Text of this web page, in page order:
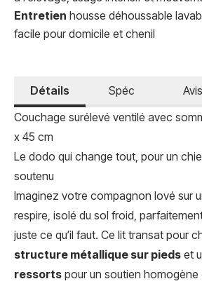
Entretien housse déhoussable
facile pour domicile et chenil
Détails Spéc Avis
Couchage surélevé ventilé avec
x 45 cm
Le dodo qui change tout, pour un
soutenu
Imaginez votre compagnon lové sur
respire, isolé du sol froid,
juste ce qu’il faut. Ce lit transat pour
structure métallique sur pieds et
ressorts pour un soutien homogène